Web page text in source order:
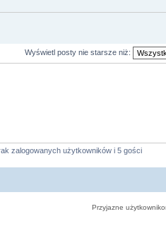
Wyświetl posty nie starsze niż:
zalogowanych użytkowników i 5 gości
Przyjazne